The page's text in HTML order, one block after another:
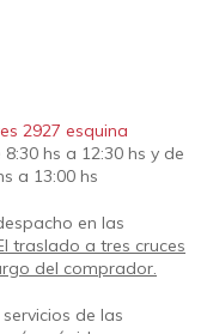
2927 esquina
hs a 12:30 hs y de
a 13:00 hs
en las
traslado a tres cruces
del comprador.
de las